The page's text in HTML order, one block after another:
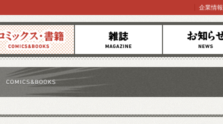
クス 雑誌 お知らせ
企業情報